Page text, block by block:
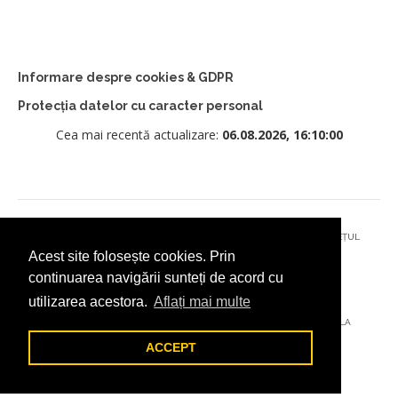
Acest site folosește cookies. Prin
continuarea navigării sunteți de acord cu
utilizarea acestora. Aflați mai multe
ACCEPT
Informare despre cookies & GDPR
Protecția datelor cu caracter personal
Cea mai recentă actualizare: 06.08.2026, 16:10:00
© 2026 - PRIMĂRIA MUNICIPIULUI CÂMPULUNG MOLDOVENESC, JUDEȚUL
SUCEAVA
AȚI ÎNTÂMPINAT O PROBLEMĂ TEHNICĂ? TRIMITEȚI-NE UN EMAIL LA
DIGITAL@ADDICTAD.RO